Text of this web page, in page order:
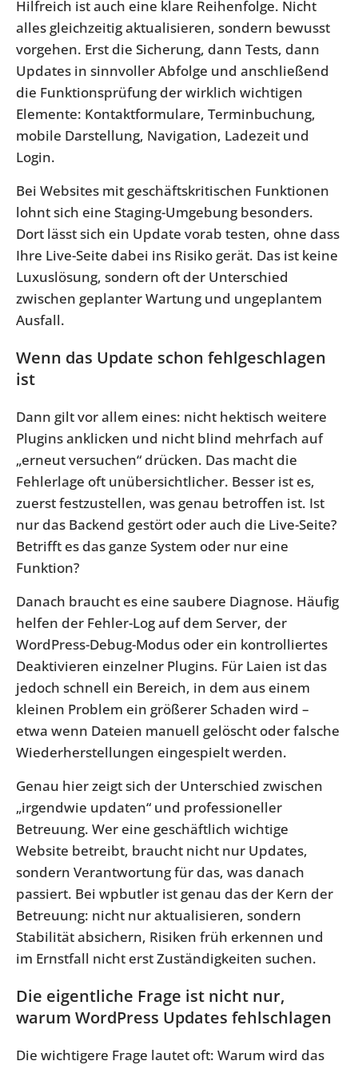
Hilfreich ist auch eine klare Reihenfolge. Nicht
alles gleichzeitig aktualisieren, sondern bewusst
vorgehen. Erst die Sicherung, dann Tests, dann
Updates in sinnvoller Abfolge und anschließend
die Funktionsprüfung der wirklich wichtigen
Elemente: Kontaktformulare, Terminbuchung,
mobile Darstellung, Navigation, Ladezeit und
Login.
Bei Websites mit geschäftskritischen Funktionen
lohnt sich eine Staging-Umgebung besonders.
Dort lässt sich ein Update vorab testen, ohne dass
Ihre Live-Seite dabei ins Risiko gerät. Das ist keine
Luxuslösung, sondern oft der Unterschied
zwischen geplanter Wartung und ungeplantem
Ausfall.
Wenn das Update schon fehlgeschlagen
ist
Dann gilt vor allem eines: nicht hektisch weitere
Plugins anklicken und nicht blind mehrfach auf
„erneut versuchen“ drücken. Das macht die
Fehlerlage oft unübersichtlicher. Besser ist es,
zuerst festzustellen, was genau betroffen ist. Ist
nur das Backend gestört oder auch die Live-Seite?
Betrifft es das ganze System oder nur eine
Funktion?
Danach braucht es eine saubere Diagnose. Häufig
helfen der Fehler-Log auf dem Server, der
WordPress-Debug-Modus oder ein kontrolliertes
Deaktivieren einzelner Plugins. Für Laien ist das
jedoch schnell ein Bereich, in dem aus einem
kleinen Problem ein größerer Schaden wird –
etwa wenn Dateien manuell gelöscht oder falsche
Wiederherstellungen eingespielt werden.
Genau hier zeigt sich der Unterschied zwischen
„irgendwie updaten“ und professioneller
Betreuung. Wer eine geschäftlich wichtige
Website betreibt, braucht nicht nur Updates,
sondern Verantwortung für das, was danach
passiert. Bei wpbutler ist genau das der Kern der
Betreuung: nicht nur aktualisieren, sondern
Stabilität absichern, Risiken früh erkennen und
im Ernstfall nicht erst Zuständigkeiten suchen.
Die eigentliche Frage ist nicht nur,
warum WordPress Updates fehlschlagen
Die wichtigere Frage lautet oft: Warum wird das